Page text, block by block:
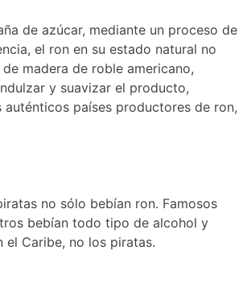
de azúcar, mediante un proceso de
el ron en su estado natural no
madera de roble americano,
y suavizar el producto,
países productores de ron,
no sólo bebían ron. Famosos
bebían todo tipo de alcohol y
Caribe, no los piratas.